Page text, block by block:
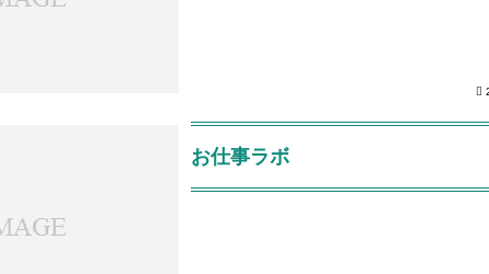
お仕事ラボ